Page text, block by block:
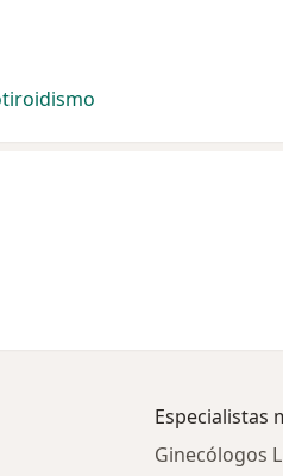
Especialistas
Ginecólogos